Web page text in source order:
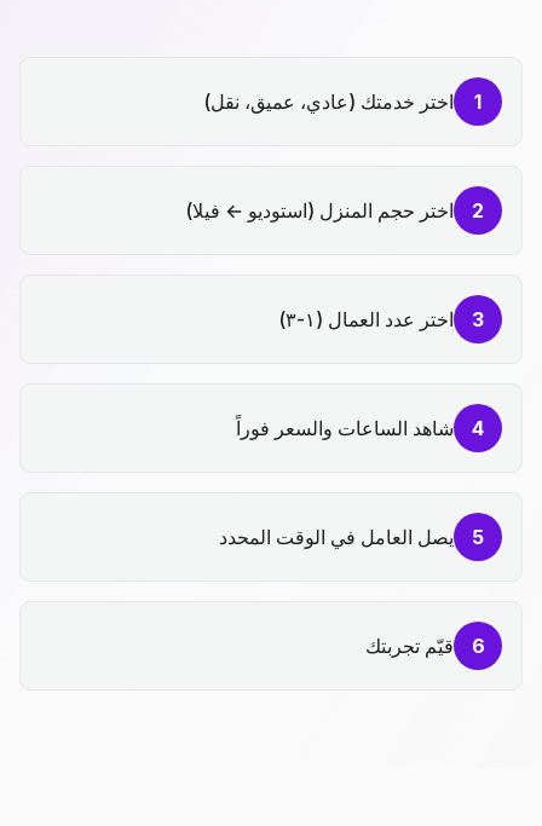
1 اختر خدمتك (عادي، عميق، نقل)
2 اختر حجم المنزل (استوديو ← فيلا)
3 اختر عدد العمال (١-٣)
4 شاهد الساعات والسعر فوراً
5 يصل العامل في الوقت المحدد
6 قيّم تجربتك